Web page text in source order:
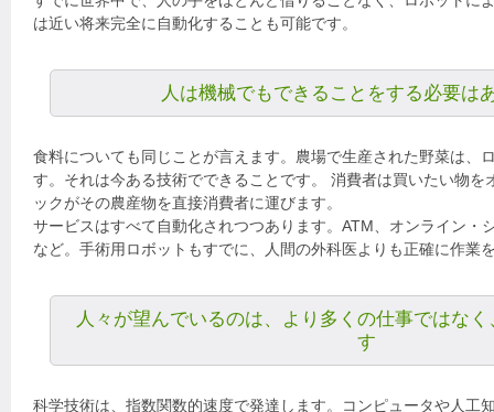
は近い将来完全に自動化することも可能です。
人は機械でもできることをする必要は
食料についても同じことが言えます。農場で生産された野菜は、
す。それは今ある技術でできることです。 消費者は買いたい物を
ックがその農産物を直接消費者に運びます。
サービスはすべて自動化されつつあります。ATM、オンライン・
など。手術用ロボットもすでに、人間の外科医よりも正確に作業
人々が望んでいるのは、より多くの仕事ではな
す
科学技術は、指数関数的速度で発達します。コンピュータや人工